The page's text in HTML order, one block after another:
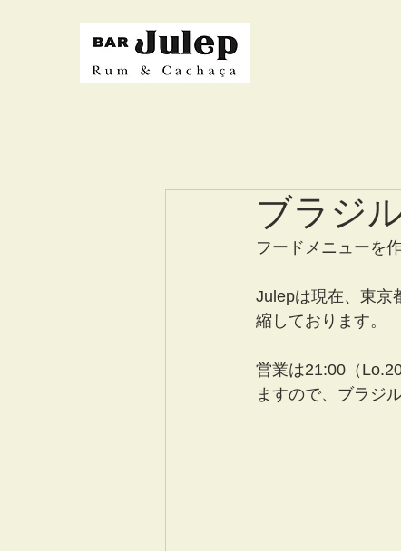
ブラジ
フードメニューを
Julepは現在、東京
縮しております。
営業は21:00（
ますので、ブラジ